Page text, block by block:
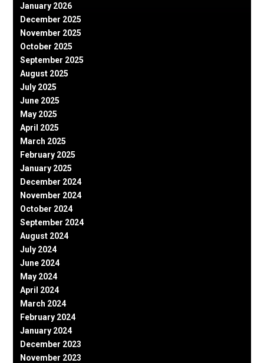
January 2026
December 2025
November 2025
October 2025
September 2025
August 2025
July 2025
June 2025
May 2025
April 2025
March 2025
February 2025
January 2025
December 2024
November 2024
October 2024
September 2024
August 2024
July 2024
June 2024
May 2024
April 2024
March 2024
February 2024
January 2024
December 2023
November 2023